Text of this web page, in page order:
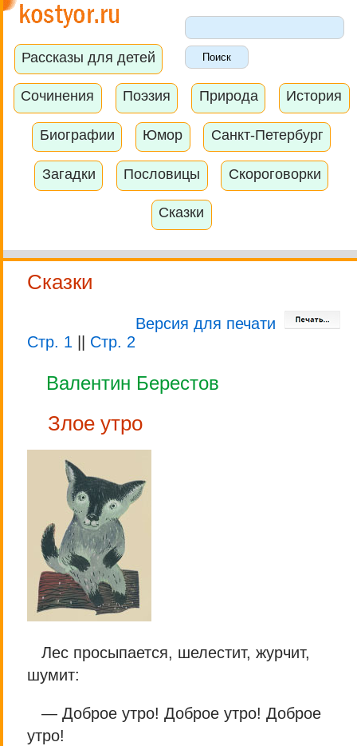
Рассказы для детей
Сочинения Поэзия Природа История
Биографии Юмор Санкт-Петербург
Загадки Пословицы Скороговорки
Сказки
Сказки
Версия для печати
Стр. 1
Стр. 2
Валентин Берестов
Злое утро
Лес просыпается, шелестит, журчит,
шумит:
— Доброе утро! Доброе утро! Доброе
утро!